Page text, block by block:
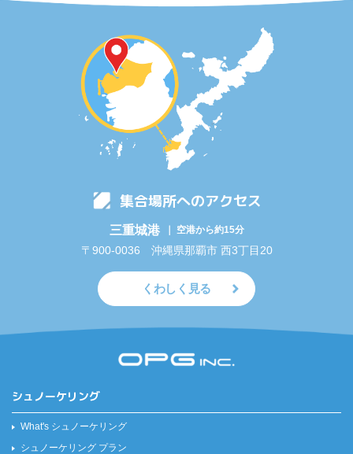
集合場所へのアクセス
三重城港 ｜ 空港から約15分
〒900-0036 沖縄県那覇市 西3丁目20
くわしく見る
シュノーケリング
What's シュノーケリング
シュノーケリング プラン